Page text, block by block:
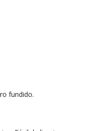
fundido.